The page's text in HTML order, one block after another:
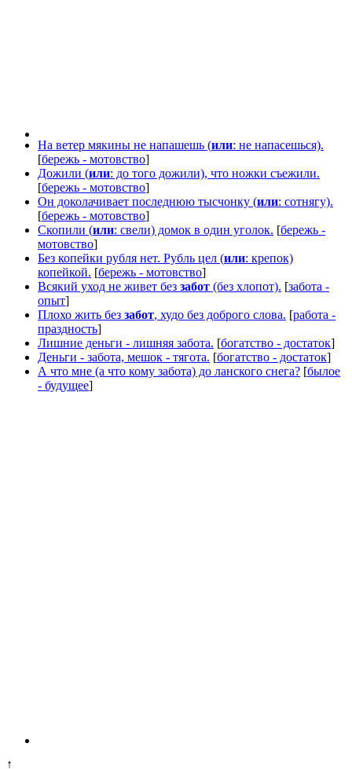
На ветер мякины не напашешь (или: не напасешься).
[бережь - мотовство]
Дожили (или: до того дожили), что ножки съежили.
[бережь - мотовство]
Он доколачивает последнюю тысчонку (или: сотнягу).
[бережь - мотовство]
Скопили (или: свели) домок в один уголок. [бережь -
мотовство]
Без копейки рубля нет. Рубль цел (или: крепок)
копейкой. [бережь - мотовство]
Всякий уход не живет без забот (без хлопот). [забота -
опыт]
Плохо жить без забот, худо без доброго слова. [работа -
праздность]
Лишние деньги - лишняя забота. [богатство - достаток]
Деньги - забота, мешок - тягота. [богатство - достаток]
А что мне (а что кому забота) до ланского снега? [былое
- будущее]
↑